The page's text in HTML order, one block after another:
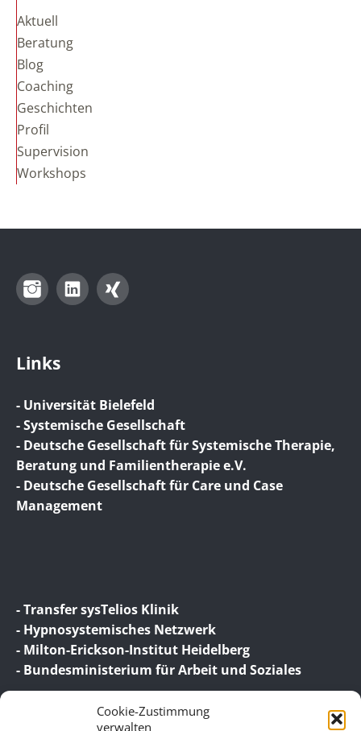
Cookie-Zustimmung
verwalten
Aktuell
Beratung
Blog
Coaching
Geschichten
Profil
Supervision
Workshops
InstagramLinkedIn
Links
- Universität Bielefeld
- Systemische Gesellschaft
- Deutsche Gesellschaft für Systemische Therapie,
Beratung und Familientherapie e.V.
- Deutsche Gesellschaft für Care und Case
Management
- Transfer sysTelios Klinik
- Hypnosystemisches Netzwerk
- Milton-Erickson-Institut Heidelberg
- Bundesministerium für Arbeit und Soziales